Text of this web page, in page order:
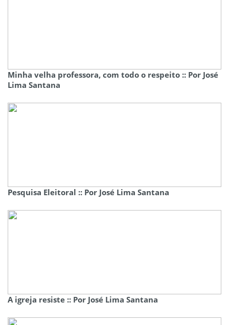
Minha velha professora, com todo o respeito :: Por José
Lima Santana
Pesquisa Eleitoral :: Por José Lima Santana
A igreja resiste :: Por José Lima Santana